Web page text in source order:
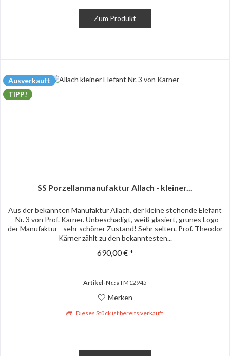
Zum Produkt
Ausverkauft
TIPP!
SS Porzellanmanufaktur Allach - kleiner...
Aus der bekannten Manufaktur Allach, der kleine stehende Elefant
- Nr. 3 von Prof. Kärner. Unbeschädigt, weiß glasiert, grünes Logo
der Manufaktur - sehr schöner Zustand! Sehr selten. Prof. Theodor
Kärner zählt zu den bekanntesten...
690,00 € *
Artikel-Nr.:aTM12945
Merken
Dieses Stück ist bereits verkauft.